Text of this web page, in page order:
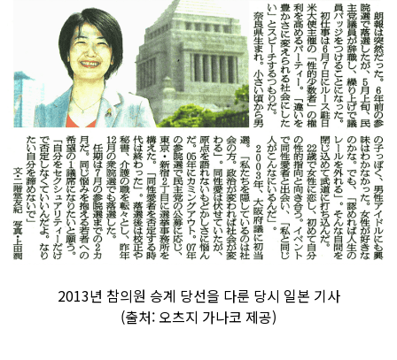
2013년 참의원 승계 당선을 다룬 당시 일본 기사
(출처: 오츠지 가나코 제공)